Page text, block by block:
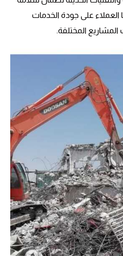
العملاء على جودة الخدمات
المختلفة.